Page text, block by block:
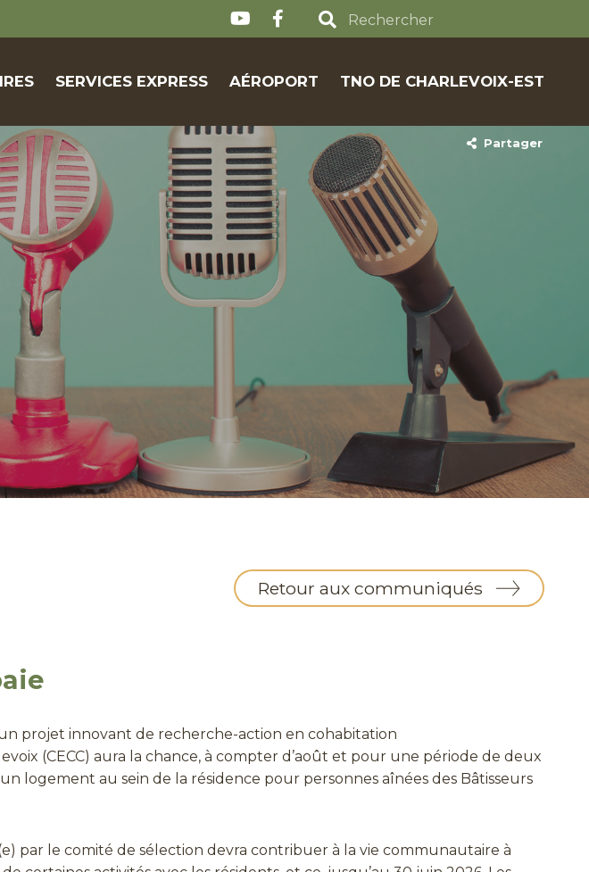
SERVICES EXPRESS AÉROPORT TNO DE CHARLEVOIX-EST
Partager
Retour aux communiqués
un projet innovant de recherche-action en cohabitation
(CECC) aura la chance, à compter d’août et pour une période de deux
logement au sein de la résidence pour personnes aînées des Bâtisseurs
par le comité de sélection devra contribuer à la vie communautaire à